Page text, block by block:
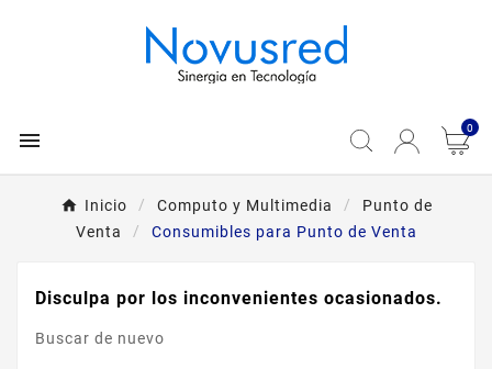
 0
Inicio Computo y Multimedia
Punto de
Venta
Consumibles para Punto de Venta
Disculpa por los inconvenientes ocasionados.
Buscar de nuevo